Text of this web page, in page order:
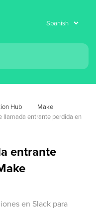
Hub
Make
llamada entrante perdida en
entrante
en Slack para